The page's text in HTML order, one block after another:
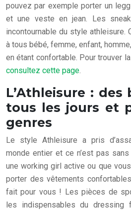
pouvez par exemple porter un
et une veste en jean. Les
incontournable du style athleisure.
à tous bébé, femme, enfant,
en étant confortable. Pour trouver
consultez cette page
L’Athleisure :
tous les jours et
genres
Le style Athleisure a pris
monde entier et ce n’est pas
une working girl active ou que
porter des vêtements
fait pour vous ! Les pièces de
les indispensables du dressing